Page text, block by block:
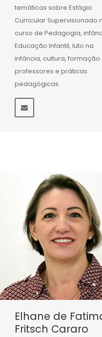
temáticas sobre Estágio
Curricular Supervisionado
curso de Pedagogia,
Educação Infantil, luto na
infância, cultura, formação
professores e práticas
pedagógicas.
Elhane de
Fritsch Cararo